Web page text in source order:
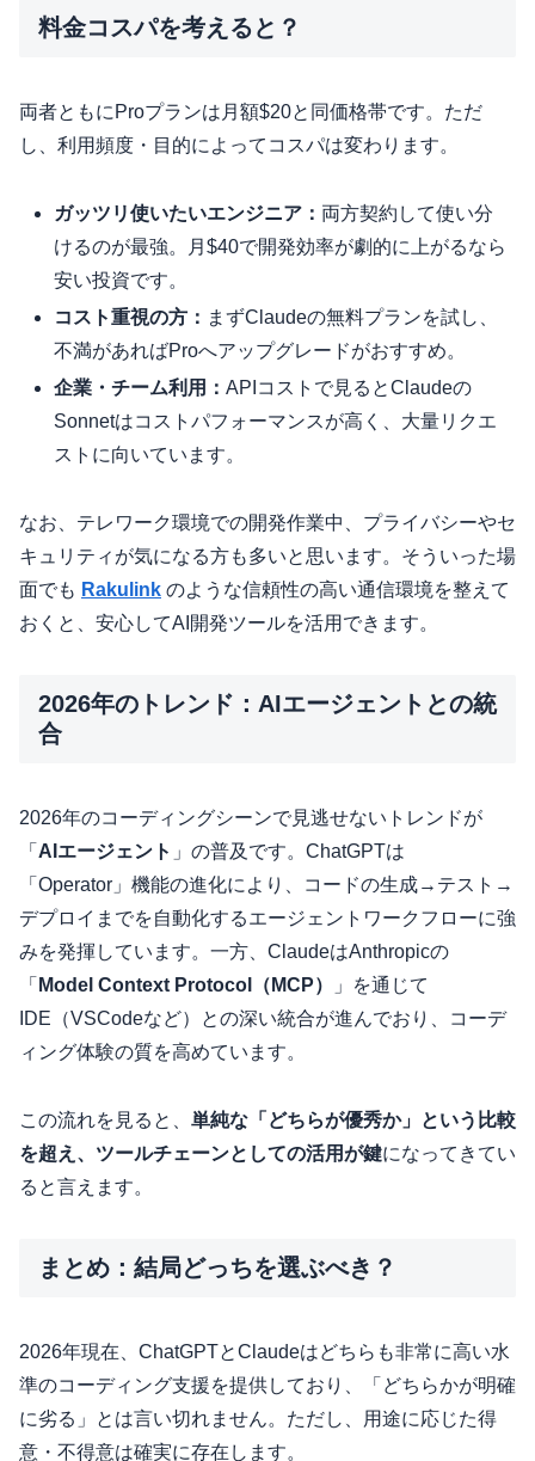
料金コスパを考えると？
両者ともにProプランは月額$20と同価格帯です。ただ
し、利用頻度・目的によってコスパは変わります。
ガッツリ使いたいエンジニア： 両方契約して使い分
けるのが最強。月$40で開発効率が劇的に上がるなら
安い投資です。
コスト重視の方： まずClaudeの無料プランを試し、
不満があればProへアップグレードがおすすめ。
企業・チーム利用：APIコストで見るとClaudeの
Sonnetはコストパフォーマンスが高く、大量リクエ
ストに向いています。
なお、テレワーク環境での開発作業中、プライバシーやセ
キュリティが気になる方も多いと思います。そういった場
面でも Rakulink のような信頼性の高い通信環境を整えて
おくと、安心してAI開発ツールを活用できます。
2026年のトレンド：AIエージェントとの統
合
2026年のコーディングシーンで見逃せないトレンドが
「 AIエージェント 」の普及です。ChatGPTは
「Operator」機能の進化により、コードの生成→テスト→
デプロイまでを自動化するエージェントワークフローに強
みを発揮しています。一方、ClaudeはAnthropicの
「 Model Context Protocol（MCP）
」を通じて
IDE（VSCodeなど）との深い統合が進んでおり、コーデ
ィング体験の質を高めています。
この流れを見ると、 単純な「どちらが優秀か」という比較
を超え、ツールチェーンとしての活用が鍵になってきてい
ると言えます。
まとめ：結局どっちを選ぶべき？
2026年現在、ChatGPTとClaudeはどちらも非常に高い水
準のコーディング支援を提供しており、「どちらかが明確
に劣る」とは言い切れません。ただし、用途に応じた得
意・不得意は確実に存在します。